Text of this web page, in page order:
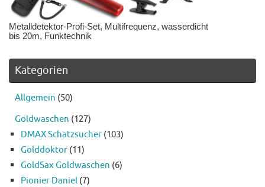
Metalldetektor-Profi-Set, Multifrequenz, wasserdicht
bis 20m, Funktechnik
Kategorien
Allgemein (50)
Goldwaschen (127)
DMAX Schatzsucher (103)
Golddoktor (11)
GoldSax Goldwaschen (6)
Pionier Daniel (7)